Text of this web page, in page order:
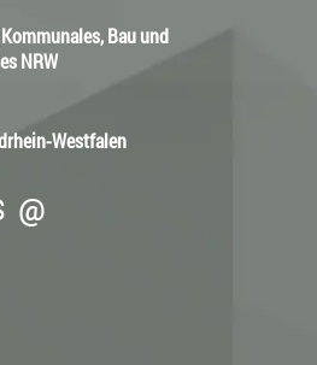
Bau und
NRW
Westfalen
@